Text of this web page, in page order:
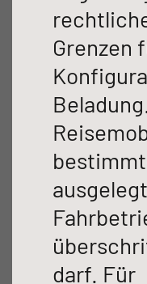
JUST CAMP ACTIVE
JUST VAN
Teilintegriert
T 7057 EBL
300 cm
Technisch zulässige
3.499 kg
Teilintegriert
Grenzen
darf. Für